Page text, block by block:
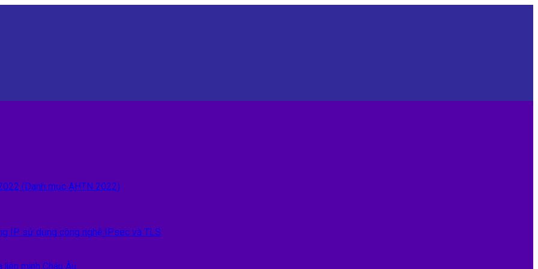
(Danh mục AHTN 2022)
IP sử dụng công nghệ IPsec và TLS
minh Châu Âu